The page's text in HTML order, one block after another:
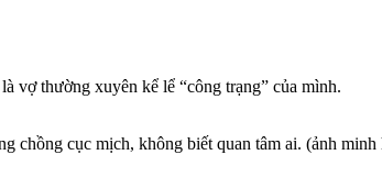
vợ thường xuyên kể lể “công trạng” của mình.
chồng cục mịch, không biết quan tâm ai. (ảnh minh